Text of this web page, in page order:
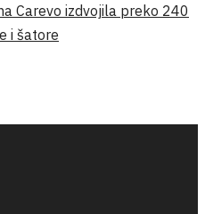
Carevo izdvojila preko 240
i šatore